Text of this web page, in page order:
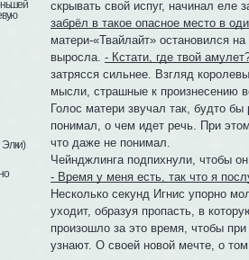
скрывать свой испуг, начинал еле
забрёл в такое опасное место в
матери-«Твайлайт» остановился
выросла.- Кстати, где твой
затрясся сильнее. Взгляд
мысли, страшные к произнесению
Голос матери звучал так, будто
понимал, о чем идет речь. При
что даже не понимал.
Чейнджлинга подпихнули, чтобы
- Время у меня есть, так что я
Несколько секунд Игнис упорно
уходит, образуя пропасть, в
произошло за это время, чтобы
узнают. О своей новой мечте, о